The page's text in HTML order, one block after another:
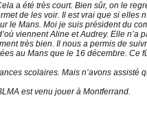
a été très court. Bien sûr, on le
de les voir. Il est vrai que si elles
le Mans. Moi je suis président du
viennent Aline et Audrey. Elle n’a
très bien. Il nous a permis de
au Mans que le 16 décembre. Ce
scolaires. Mais n’avons assisté
est venu jouer à Montferrand.